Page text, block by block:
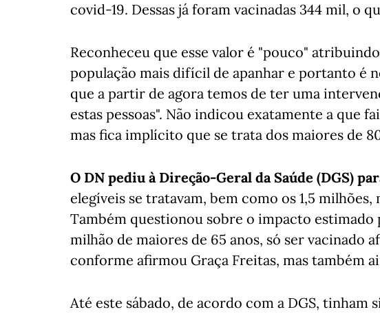
covid-19. Dessas já foram vacinadas 344 mil, o
Reconheceu que esse valor é "pouco"
população mais difícil de apanhar e portanto é
que a partir de agora temos de ter uma
estas pessoas". Não indicou exatamente a que
mas fica implícito que se trata dos maiores de
O DN pediu à Direção-Geral da Saúde (DGS)
elegíveis se tratavam, bem como os 1,5 milhões,
Também questionou sobre o impacto estimado
milhão de maiores de 65 anos, só ser vacinado
conforme afirmou Graça Freitas, mas também
Até este sábado, de acordo com a DGS, tinham